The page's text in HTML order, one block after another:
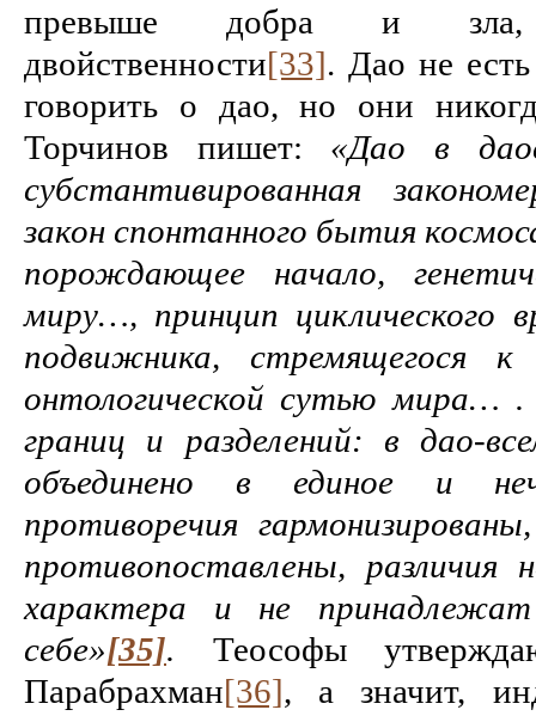
превыше добра и зла,
двойственности[33]. Дао не
говорить о дао, но они
Торчинов пишет: «Дао в
субстантивированная
закон спонтанного бытия
порождающее начало,
миру…, принцип циклического
подвижника, стремящегося
онтологической сутью мира…
границ и разделений: в дао-
объединено в единое и
противоречия
противопоставлены,
характера и не
себе»[35]. Теософы
Парабрахман[36], а значит,